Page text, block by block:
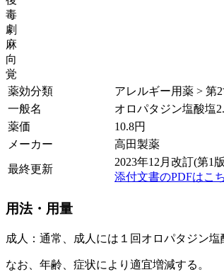
毒
劇
麻
向
覚
薬効分類
アレルギー用薬 > 第
一般名
オロパタジン塩酸塩
薬価
10.8円
メーカー
高田製薬
最終更新
2023年12月改訂(第1
添付文書のPDFはこ
用法・用量
成人：通常、成人には１回オロパタジン
なお、年齢、症状により適宜増減する。